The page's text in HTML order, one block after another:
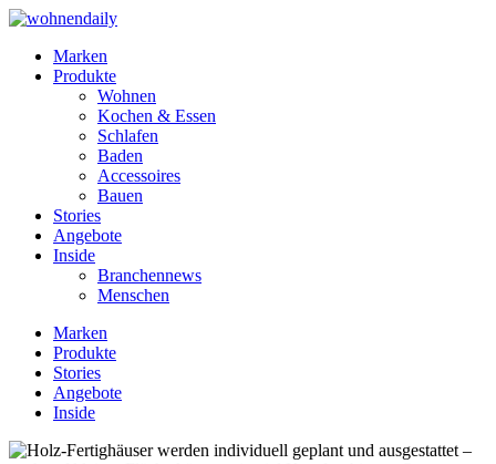
Marken
Produkte
Wohnen
Kochen & Essen
Schlafen
Baden
Accessoires
Bauen
Stories
Angebote
Inside
Branchennews
Menschen
Marken
Produkte
Stories
Angebote
Inside